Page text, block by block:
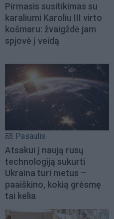
Pirmasis susitikimas su
karaliumi Karoliu III virto
košmaru: žvaigždė jam
spjovė į veidą
Pasaulis
Atsakui į naują rusų
technologiją sukurti
Ukraina turi metus –
paaiškino, kokią grėsmę
tai kelia